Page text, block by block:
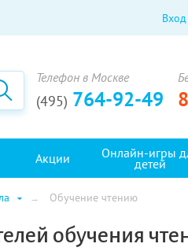
Вход
Телефон в Москве
(495) 764-92-49
Акции Онлайн-игры
детей
Обучение чтению
обучения